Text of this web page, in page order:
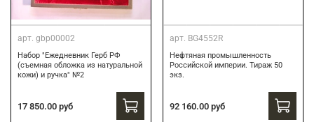
арт. gbp00002
Набор "Ежедневник Герб РФ
(съемная обложка из натуральной
кожи) и ручка" №2
17 850.00 руб
арт. BG4552R
Нефтяная промышленность
Российской империи. Тираж 50
экз.
92 160.00 руб